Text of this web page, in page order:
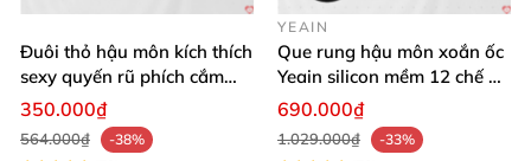
Đuôi thỏ hậu môn kích thích
sexy quyến rũ phích cắm
kích thích
350.000₫
564.000₫
-38%
YEAIN
Que rung hậu môn xoắn ốc
Yeain silicon mềm 12 chế độ
rung đa dạng
690.000₫
1.029.000₫
-33%